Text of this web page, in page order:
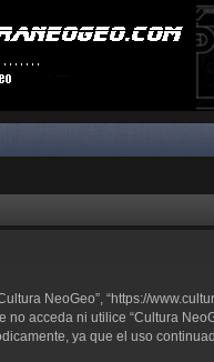
NeoGeo”, “https://
acceda ni utilice “Cultura
ya que el uso